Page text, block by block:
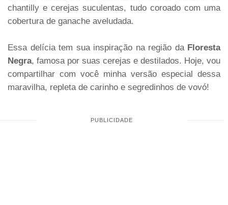
chantilly e cerejas suculentas, tudo coroado com uma
cobertura de ganache aveludada.
Essa delícia tem sua inspiração na região da Floresta
Negra, famosa por suas cerejas e destilados. Hoje, vou
compartilhar com você minha versão especial dessa
maravilha, repleta de carinho e segredinhos de vovó!